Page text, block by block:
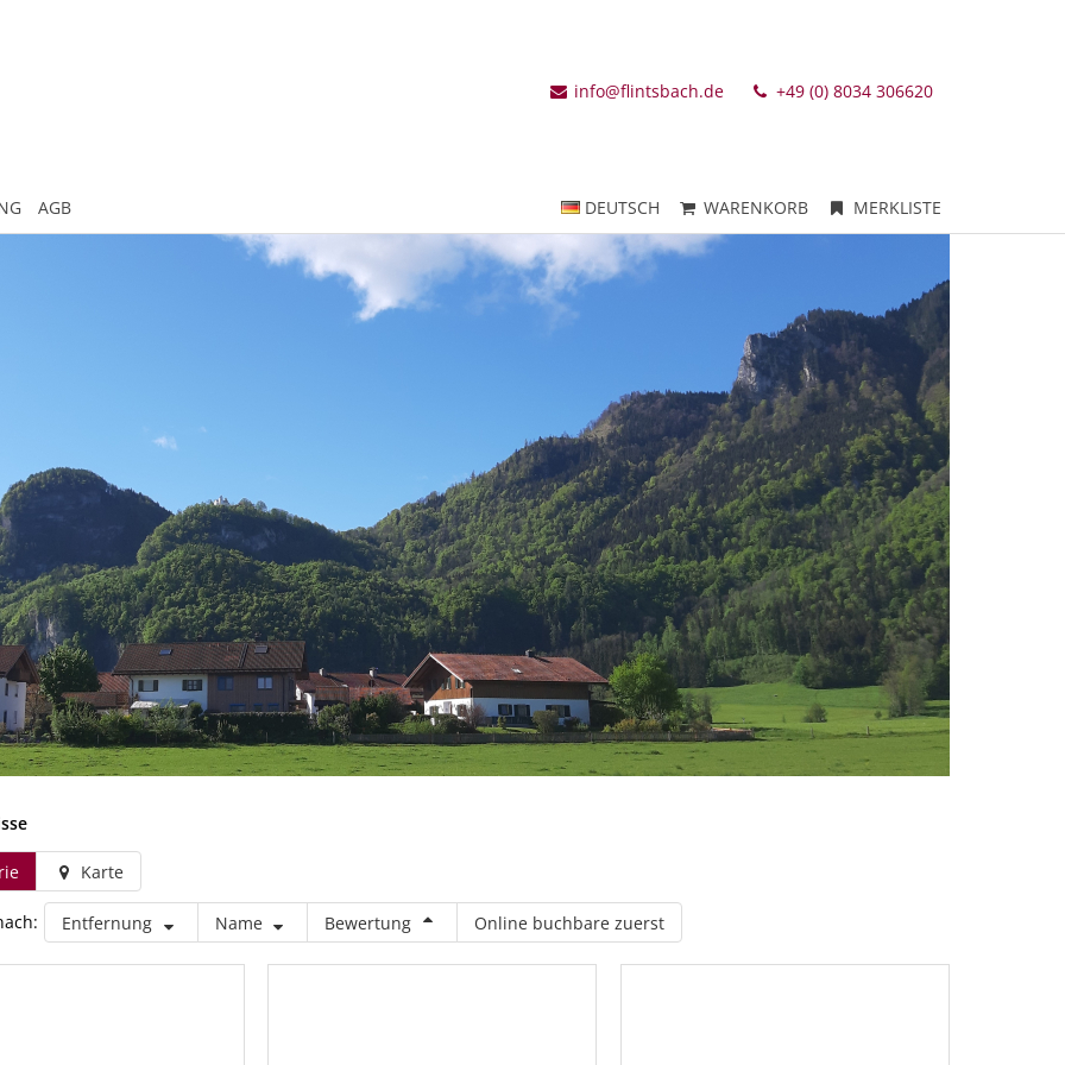
info@flintsbach.de +49 (0) 8034 306620
DEUTSCH WARENKORB MERKLISTE
AGB
Karte
Entfernung Name Bewertung Online buchbare zuerst